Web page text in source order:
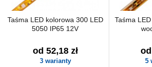
Taśma LED kolorowa 300 LED
5050 IP65 12V
od 52,18 zł
3 warianty
Taśma
5